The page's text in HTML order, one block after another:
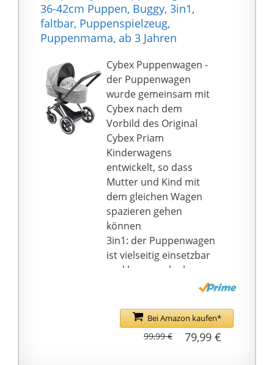
36-42cm Puppen, Buggy, 3in1,
faltbar, Puppenspielzeug,
Puppenmama, ab 3 Jahren
Cybex Puppenwagen -
der Puppenwagen
wurde gemeinsam mit
Cybex nach dem
Vorbild des Original
Cybex Priam
Kinderwagens
entwickelt, so dass
Mutter und Kind mit
dem gleichen Wagen
spazieren gehen
können
3in1: der Puppenwagen
ist vielseitig einsetzbar
und kann auch als
Buggy und Tragebett
verfügt über einen
stabilen Korb und
enthält eine
Bei Amazon kaufen*
79,99 €
99,99 €